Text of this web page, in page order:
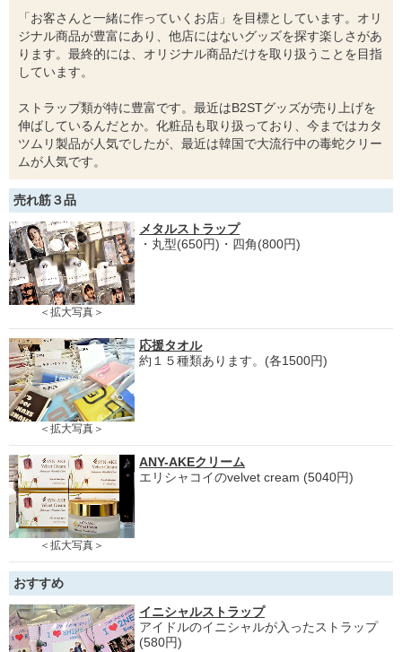
「お客さんと一緒に作っていくお店」を目標としています。オリ
ジナル商品が豊富にあり、他店にはないグッズを探す楽しさがあ
ります。最終的には、オリジナル商品だけを取り扱うことを目指
しています。
ストラップ類が特に豊富です。最近はB2STグッズが売り上げを
伸ばしているんだとか。化粧品も取り扱っており、今まではカタ
ツムリ製品が人気でしたが、最近は韓国で大流行中の毒蛇クリー
ムが人気です。
売れ筋３品
＜拡大写真＞
メタルストラップ
・丸型(650円)・四角(800円)
＜拡大写真＞
応援タオル
約１５種類あります。(各1500円)
＜拡大写真＞
ANY-AKEクリーム
エリシャコイのvelvet cream (5040円)
おすすめ
イニシャルストラップ
アイドルのイニシャルが入ったストラップ
(580円)